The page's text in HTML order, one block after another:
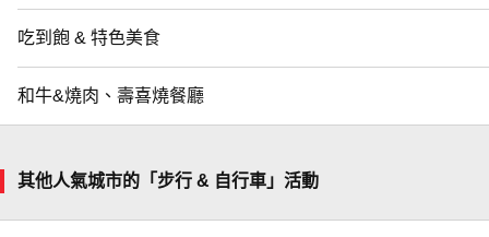
吃到飽 & 特色美食
和牛&燒肉、壽喜燒餐廳
其他人氣城市的「步行 & 自行車」活動